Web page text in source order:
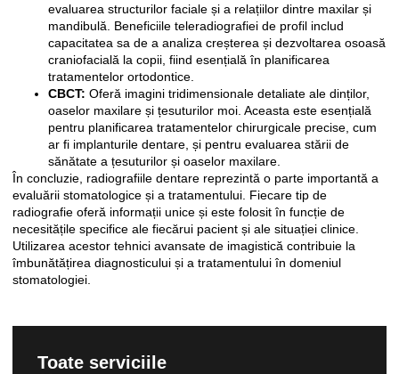
evaluarea structurilor faciale și a relațiilor dintre maxilar și
mandibulă. Beneficiile teleradiografiei de profil includ
capacitatea sa de a analiza creșterea și dezvoltarea osoasă
craniofacială la copii, fiind esențială în planificarea
tratamentelor ortodontice.
CBCT: Oferă imagini tridimensionale detaliate ale dinților,
oaselor maxilare și țesuturilor moi. Aceasta este esențială
pentru planificarea tratamentelor chirurgicale precise, cum
ar fi implanturile dentare, și pentru evaluarea stării de
sănătate a țesuturilor și oaselor maxilare.
În concluzie, radiografiile dentare reprezintă o parte importantă a
evaluării stomatologice și a tratamentului. Fiecare tip de
radiografie oferă informații unice și este folosit în funcție de
necesitățile specifice ale fiecărui pacient și ale situației clinice.
Utilizarea acestor tehnici avansate de imagistică contribuie la
îmbunătățirea diagnosticului și a tratamentului în domeniul
stomatologiei.
Toate serviciile